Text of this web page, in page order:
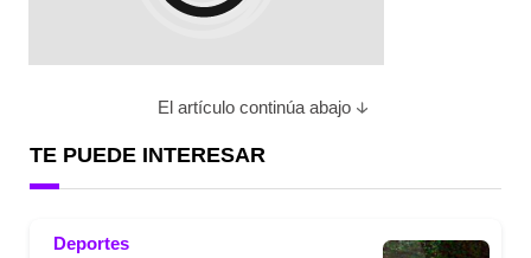
El artículo continúa abajo
TE PUEDE INTERESAR
Deportes